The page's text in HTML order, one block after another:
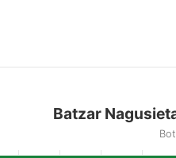
Batzar